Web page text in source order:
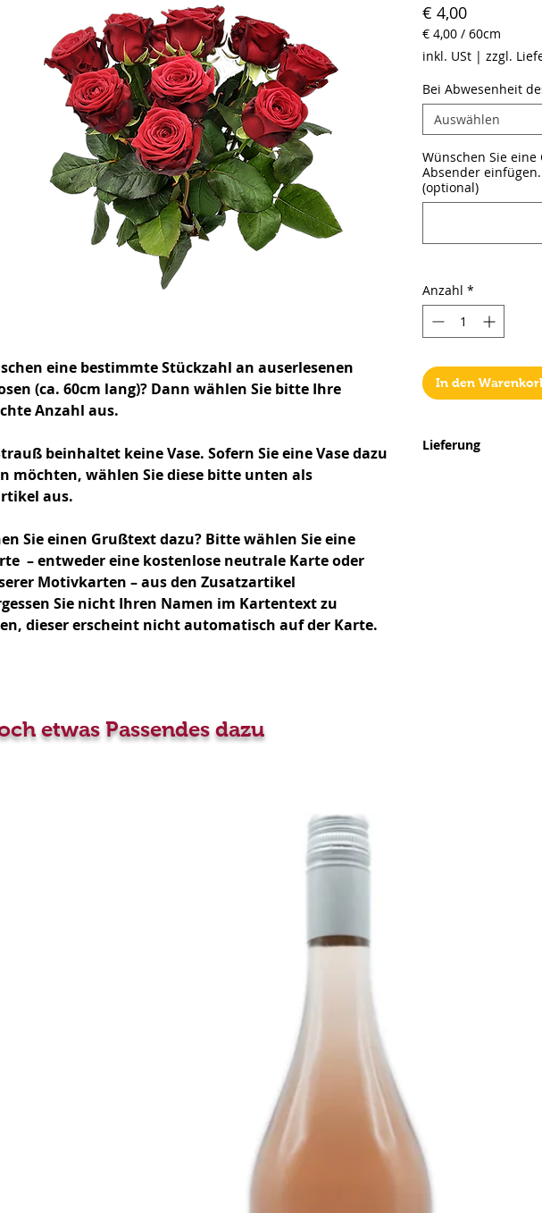
eine bestimmte Stückzahl an auserlesenen
(ca. 60cm lang)? Dann wählen Sie bitte Ihre
Anzahl aus.
beinhaltet keine Vase. Sofern Sie eine Vase dazu
möchten, wählen Sie diese bitte unten als
aus.
Sie einen Grußtext dazu? Bitte wählen Sie eine
– entweder eine kostenlose neutrale Karte oder
Motivkarten – aus den Zusatzartikel
Sie nicht Ihren Namen im Kartentext zu
dieser erscheint nicht automatisch auf der Karte.
€ 4,00Preis
€ 4,00 / 60cm
€ 4,00
pro
Zentimeter
inkl. USt | zzgl.
Bei Abwesenheit
Auswählen
Wünschen Sie
Absender
(optional)
Anzahl *
In den
Lieferung
etwas Passendes dazu